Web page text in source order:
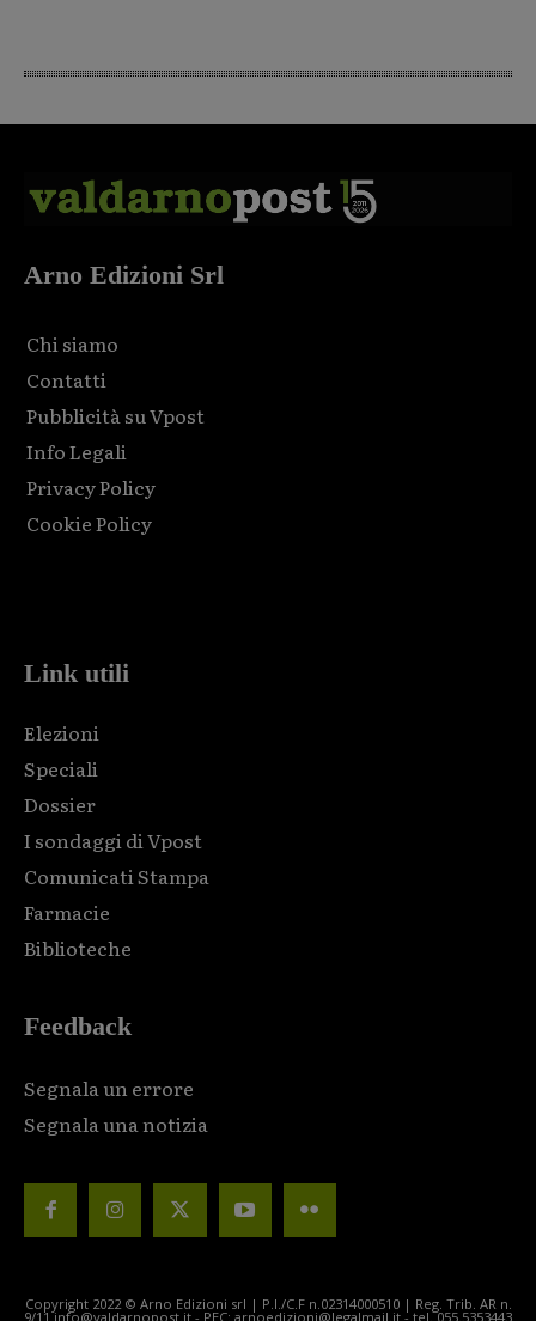
Arno Edizioni Srl
Chi siamo
Contatti
Pubblicità su Vpost
Info Legali
Privacy Policy
Cookie Policy
Link utili
Elezioni
Speciali
Dossier
I sondaggi di Vpost
Comunicati Stampa
Farmacie
Biblioteche
Feedback
Segnala un errore
Segnala una notizia
Copyright 2022 © Arno Edizioni srl | P.I./C.F n.02314000510 | Reg. Trib. AR n.
9/11 info@valdarnopost.it - PEC: arnoedizioni@legalmail.it - tel. 055.5353443